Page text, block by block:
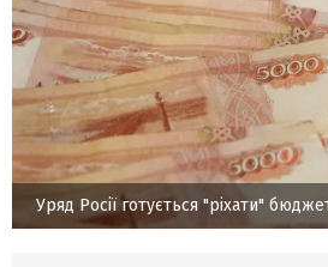
Уряд Росії готується "ріхати"